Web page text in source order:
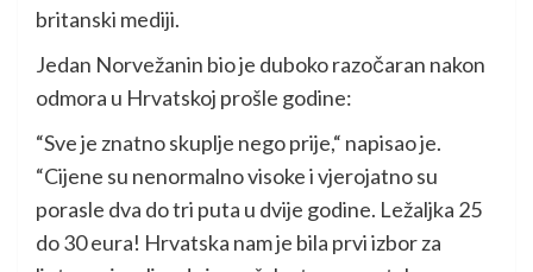
britanski mediji.
Jedan Norvežanin bio je duboko razočaran nakon
odmora u Hrvatskoj prošle godine:
“Sve je znatno skuplje nego prije,“ napisao je.
“Cijene su nenormalno visoke i vjerojatno su
porasle dva do tri puta u dvije godine. Ležaljka 25
do 30 eura! Hrvatska nam je bila prvi izbor za